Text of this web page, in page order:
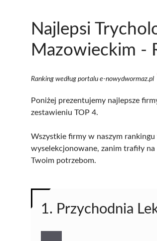
Najlepsi
Mazowieckim -
Ranking według portalu e-nowydwormaz.pl
Poniżej prezentujemy najlepsze
zestawieniu TOP 4.
Wszystkie firmy w naszym
wyselekcjonowane, zanim trafiły
Twoim potrzebom.
1. Przychodnia